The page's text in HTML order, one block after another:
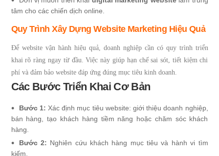
tâm cho các chiến dịch online.
Quy Trình Xây Dựng Website Marketing Hiệu Quả
Để website vận hành hiệu quả, doanh nghiệp cần có quy trình triển
khai rõ ràng ngay từ đầu. Việc này giúp hạn chế sai sót, tiết kiệm chi
phí và đảm bảo website đáp ứng đúng mục tiêu kinh doanh.
Các Bước Triển Khai Cơ Bản
Bước 1: Xác định mục tiêu website: giới thiệu doanh nghiệp,
bán hàng, tạo khách hàng tiềm năng hoặc chăm sóc khách
hàng.
Bước 2: Nghiên cứu khách hàng mục tiêu và hành vi tìm
kiếm.